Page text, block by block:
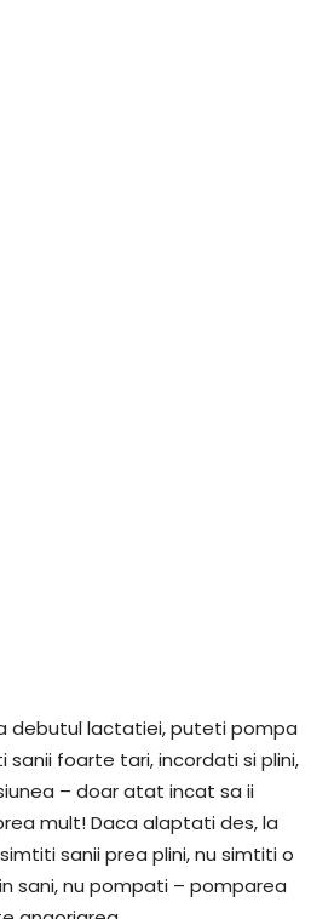
debutul lactatiei, puteti pompa
foarte tari, incordati si plini,
– doar atat incat sa ii
mult! Daca alaptati des, la
sanii prea plini, nu simtiti o
sani, nu pompati – pomparea